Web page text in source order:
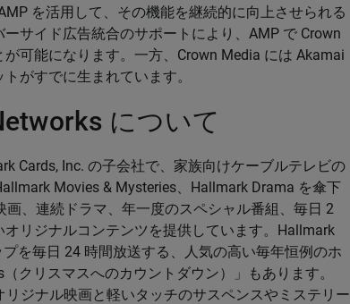
を活用して、その機能を継続的に向上させられる
サイド広告統合のサポートにより、AMP で Crown
可能になります。一方、Crown Media には Akamai
がすでに生まれています。
について
Cards, Inc. の子会社で、家族向けケーブルテレビの
Movies & Mysteries、Hallmark Drama を傘下
、連続ドラマ、年一度のスペシャル番組、毎日 2
リジナルコンテンツを提供しています。Hallmark
を毎日 24 時間放送する、人気の高い毎年恒例のホ
クリスマスへのカウントダウン）」もあります。
ジナル映画と軽いタッチのサスペンスやミステリー